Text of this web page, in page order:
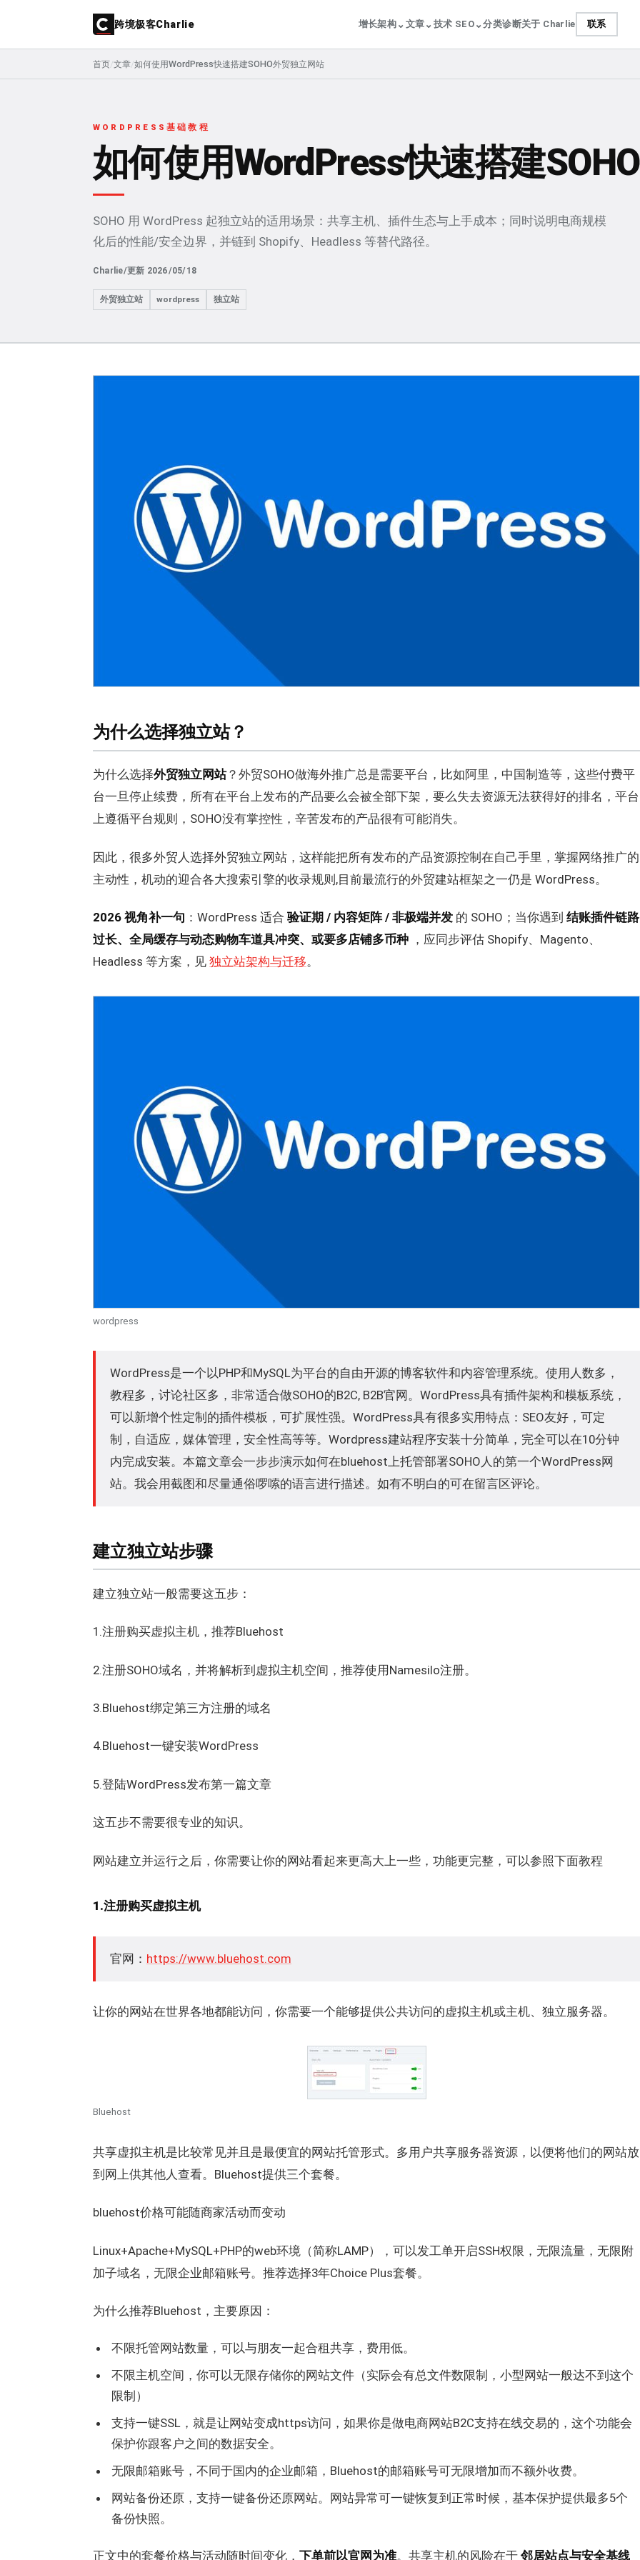
跨境极客Charlie 增长架构 ⌄ 文章 ⌄ 技术 SEO ⌄分类诊断关于 Charlie 联系
首页/文章/如何使用WordPress快速搭建SOHO外贸独立网站
WORDPRESS基础教程
如何使用WordPress快速搭建
SOHO 用 WordPress 起独立站的适用场景：共享主机、插件生态与上手成本；同时说明电商规模
化后的性能/安全边界，并链到 Shopify、Headless 等替代路径。
Charlie/更新 2026/05/18
外贸独立站 wordpress 独立站
为什么选择独立站？
为什么选择外贸独立网站？外贸SOHO做海外推广总是需要平台，比如阿里，中国制造等，这些付费平
台一旦停止续费，所有在平台上发布的产品要么会被全部下架，要么失去资源无法获得好的排名，平台
上遵循平台规则，SOHO没有掌控性，辛苦发布的产品很有可能消失。
因此，很多外贸人选择外贸独立网站，这样能把所有发布的产品资源控制在自己手里，掌握网络推广的
主动性，机动的迎合各大搜索引擎的收录规则,目前最流行的外贸建站框架之一仍是 WordPress。
2026 视角补一句 ：WordPress 适合 验证期 / 内容矩阵 / 非极端并发 的 SOHO；当你遇到 结账插件链路
过长、全局缓存与动态购物车道具冲突、或要多店铺多币种 ，应同步评估 Shopify、Magento、
Headless 等方案，见 独立站架构与迁移。
wordpress
WordPress是一个以PHP和MySQL为平台的自由开源的博客软件和内容管理系统。使用人数多，
教程多，讨论社区多，非常适合做SOHO的B2C, B2B官网。WordPress具有插件架构和模板系统，
可以新增个性定制的插件模板，可扩展性强。WordPress具有很多实用特点：SEO友好，可定
制，自适应，媒体管理，安全性高等等。Wordpress建站程序安装十分简单，完全可以在10分钟
内完成安装。本篇文章会一步步演示如何在bluehost上托管部署SOHO人的第一个WordPress网
站。我会用截图和尽量通俗啰嗦的语言进行描述。如有不明白的可在留言区评论。
建立独立站步骤
建立独立站一般需要这五步：
1.注册购买虚拟主机，推荐Bluehost
2.注册SOHO域名，并将解析到虚拟主机空间，推荐使用Namesilo注册。
3.Bluehost绑定第三方注册的域名
4.Bluehost一键安装WordPress
5.登陆WordPress发布第一篇文章
这五步不需要很专业的知识。
网站建立并运行之后，你需要让你的网站看起来更高大上一些，功能更完整，可以参照下面教程
1.注册购买虚拟主机
官网： https://www.bluehost.com
让你的网站在世界各地都能访问，你需要一个能够提供公共访问的虚拟主机或主机、独立服务器。
Bluehost
共享虚拟主机是比较常见并且是最便宜的网站托管形式。多用户共享服务器资源，以便将他们的网站放
到网上供其他人查看。Bluehost提供三个套餐。
bluehost价格可能随商家活动而变动
Linux+Apache+MySQL+PHP的web环境（简称LAMP），可以发工单开启SSH权限，无限流量，无限附
加子域名，无限企业邮箱账号。推荐选择3年Choice Plus套餐。
为什么推荐Bluehost，主要原因：
不限托管网站数量，可以与朋友一起合租共享，费用低。
不限主机空间，你可以无限存储你的网站文件（实际会有总文件数限制，小型网站一般达不到这个
限制）
支持一键SSL，就是让网站变成https访问，如果你是做电商网站B2C支持在线交易的，这个功能会
保护你跟客户之间的数据安全。
无限邮箱账号，不同于国内的企业邮箱，Bluehost的邮箱账号可无限增加而不额外收费。
网站备份还原，支持一键备份还原网站。网站异常可一键恢复到正常时候，基本保护提供最多5个
备份快照。
正文中的套餐价格与活动随时间变化， 下单前以官网为准。共享主机的风险在于 邻居站点与安全基线